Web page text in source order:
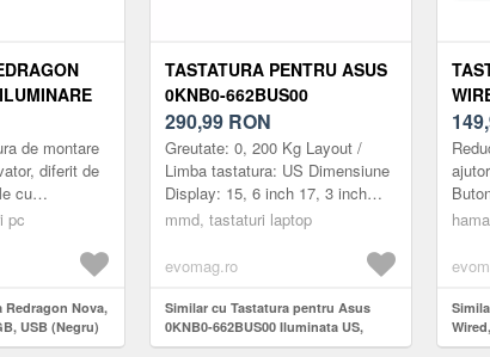
de montare
diferit de
cu
se
pc
Redragon Nova,
USB (Negru)
TASTATURA PENTRU ASUS
0KNB0-662BUS00
ILUMINATA US, NEGRU
290,99 RON
Greutate: 0, 200 Kg Layout /
Limba tastatura: US Dimensiune
Display: 15, 6 inch 17, 3 inch
Culoare tastatura: Neagra Brand
mmd, tastaturi laptop
evomag.ro
Similar cu Tastatura pentru Asus
0KNB0-662BUS00 Iluminata US,
Negru